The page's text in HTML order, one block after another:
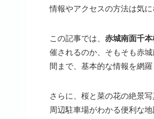
情報やアクセスの方法は気に
この記事では、 赤城南面千
催されるのか、そもそも赤
間まで、基本的な情報を網羅
さらに、桜と菜の花の絶景
周辺駐車場がわかる便利な